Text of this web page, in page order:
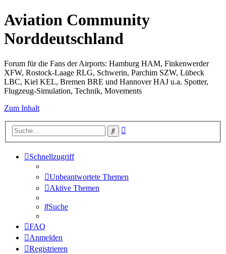
Aviation Community
Norddeutschland
Forum für die Fans der Airports: Hamburg HAM, Finkenwerder
XFW, Rostock-Laage RLG, Schwerin, Parchim SZW, Lübeck
LBC, Kiel KEL, Bremen BRE und Hannover HAJ u.a. Spotter,
Flugzeug-Simulation, Technik, Movements
Zum Inhalt
Suche
Schnellzugriff
Unbeantwortete Themen
Aktive Themen
Suche
FAQ
Anmelden
Registrieren